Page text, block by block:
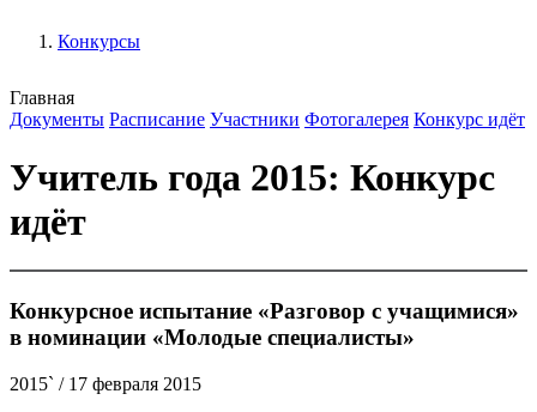
Конкурсы
Главная
Документы Расписание Участники Фотогалерея Конкурс идёт
Учитель года 2015: Конкурс
идёт
Конкурсное испытание «Разговор с учащимися»
в номинации «Молодые специалисты»
2015` / 17 февраля 2015